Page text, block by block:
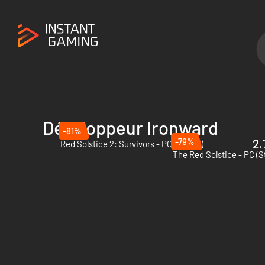
Développeur Ironward
-81%
Red Solstice 2: Survivors - PC (Steam)
-79%
The Red Solstice - PC